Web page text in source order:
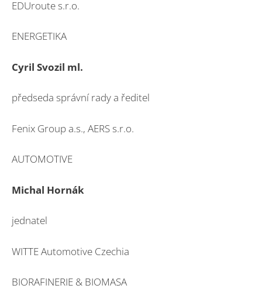
EDUroute s.r.o.
ENERGETIKA
Cyril Svozil ml.
předseda správní rady a ředitel
Fenix Group a.s., AERS s.r.o.
AUTOMOTIVE
Michal Hornák
jednatel
WITTE Automotive Czechia
BIORAFINERIE & BIOMASA